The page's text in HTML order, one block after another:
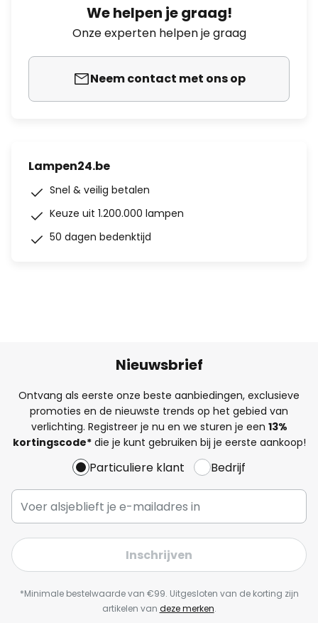
We helpen je graag!
Onze experten helpen je graag
Neem contact met ons op
Lampen24.be
Snel & veilig betalen
Keuze uit 1.200.000 lampen
50 dagen bedenktijd
Nieuwsbrief
Ontvang als eerste onze beste aanbiedingen, exclusieve
promoties en de nieuwste trends op het gebied van
verlichting. Registreer je nu en we sturen je een 13%
kortingscode*die je kunt gebruiken bij je eerste aankoop!
Particuliere klant Bedrijf
Inschrijven
*Minimale bestelwaarde van €99. Uitgesloten van de korting zijn
artikelen van deze merken.